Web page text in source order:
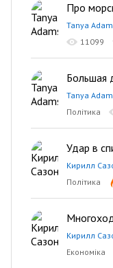
Про
Tanya
11099
Большая
Tanya
Політика
Удар в
Кирилл
Політика
Кирилл
Економіка